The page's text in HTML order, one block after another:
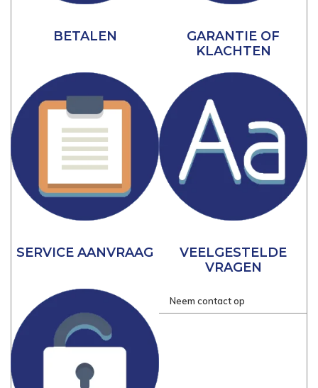
BETALEN
GARANTIE OF
KLACHTEN
SERVICE AANVRAAG
VEELGESTELDE
VRAGEN
Neem contact op